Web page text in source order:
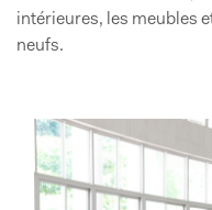
intérieures, les meubles
neufs.